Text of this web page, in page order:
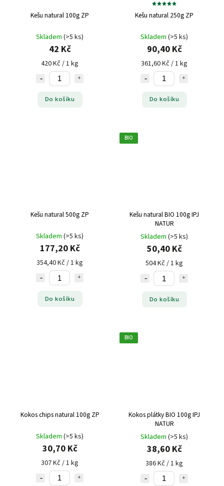
Kešu natural 100g ZP
Skladem (>5 ks)
42 Kč
420 Kč / 1 kg
Do košíku
Kešu natural 250g ZP
Skladem (>5 ks)
90,40 Kč
361,60 Kč / 1 kg
Do košíku
Kešu natural 500g ZP
Skladem (>5 ks)
177,20 Kč
354,40 Kč / 1 kg
Do košíku
BIO
Kešu natural BIO 100g IPJ
NATUR
Skladem (>5 ks)
50,40 Kč
504 Kč / 1 kg
Do košíku
Kokos chips natural 100g ZP
Skladem (>5 ks)
30,70 Kč
307 Kč / 1 kg
BIO
Kokos plátky BIO 100g IPJ
NATUR
Skladem (>5 ks)
38,60 Kč
386 Kč / 1 kg